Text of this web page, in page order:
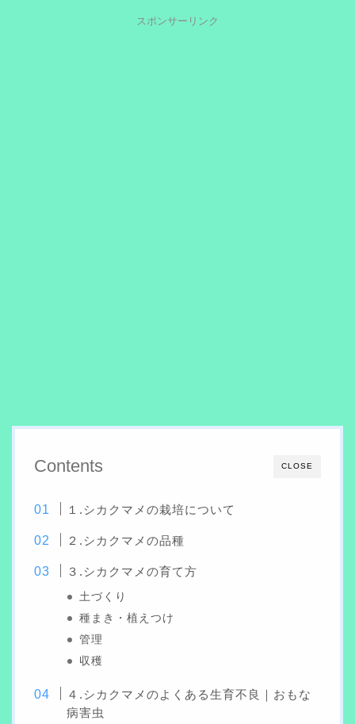
スポンサーリンク
CLOSE
Contents
１.シカクマメの栽培について
２.シカクマメの品種
３.シカクマメの育て方
土づくり
種まき・植えつけ
管理
収穫
４.シカクマメのよくある生育不良｜おもな
病害虫